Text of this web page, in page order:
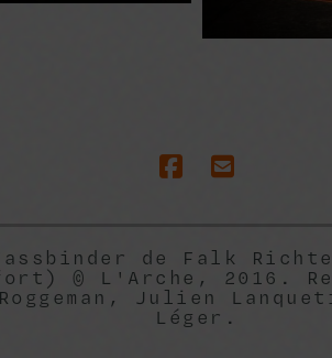
de Falk
© L'Arche, 2016.
Julien
Léger.